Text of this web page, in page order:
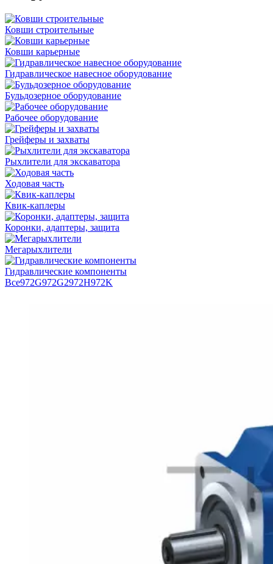
Ковши строительные
Ковши карьерные
Гидравлическое навесное оборудование
Бульдозерное оборудование
Рабочее оборудование
Грейферы и захваты
Рыхлители для экскаватора
Ходовая часть
Квик-каплеры
Коронки, адаптеры, защита
Мегарыхлители
Гидравлические компоненты
Все972G972G2972H972K